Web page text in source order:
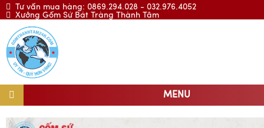
Tư vấn mua hàng: 0869.294.028 - 032.976.4052
Xưởng Gốm Sứ Bát Tràng Thành Tâm
MENU